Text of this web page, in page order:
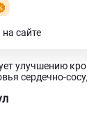
улучшению
сердечно-
сайте